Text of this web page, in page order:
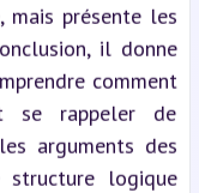
mais présente les
il donne
comment
se rappeler de
arguments des
logique